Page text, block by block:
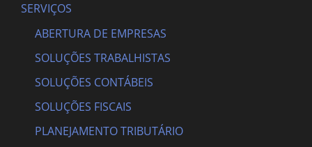
SERVIÇOS
ABERTURA DE EMPRESAS
SOLUÇÕES TRABALHISTAS
SOLUÇÕES CONTÁBEIS
SOLUÇÕES FISCAIS
PLANEJAMENTO TRIBUTÁRIO